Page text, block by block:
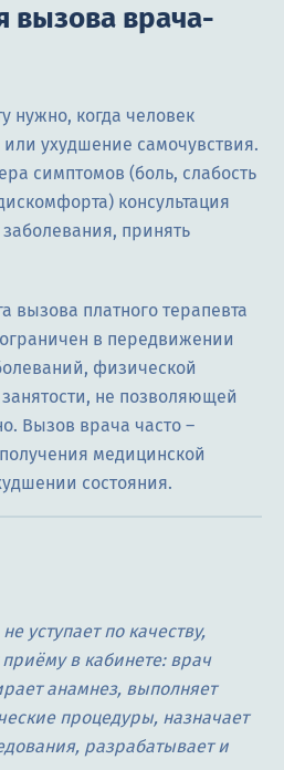
вызова врача-
нужно, когда человек
ухудшение самочувствия.
симптомов (боль, слабость
консультация
принять
вызова платного терапевта
в передвижении
физической
не позволяющей
Вызов врача часто –
медицинской
состояния.
уступает по качеству,
в кабинете: врач
анамнез, выполняет
процедуры, назначает
разрабатывает и